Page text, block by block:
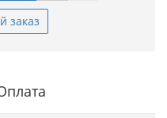
заказ